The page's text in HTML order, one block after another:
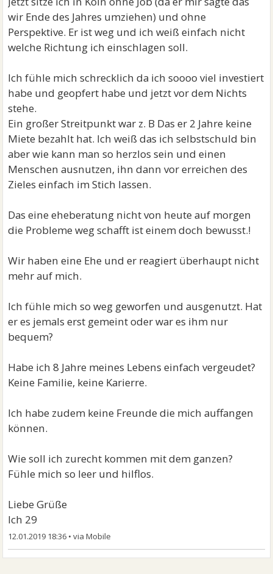
wir Ende des Jahres umziehen) und ohne
Perspektive. Er ist weg und ich weiß einfach nicht
welche Richtung ich einschlagen soll.
Ich fühle mich schrecklich da ich soooo viel investiert
habe und geopfert habe und jetzt vor dem Nichts
stehe.
Ein großer Streitpunkt war z. B Das er 2 Jahre keine
Miete bezahlt hat. Ich weiß das ich selbstschuld bin
aber wie kann man so herzlos sein und einen
Menschen ausnutzen, ihn dann vor erreichen des
Zieles einfach im Stich lassen.
Das eine eheberatung nicht von heute auf morgen
die Probleme weg schafft ist einem doch bewusst.!
Wir haben eine Ehe und er reagiert überhaupt nicht
mehr auf mich.
Ich fühle mich so weg geworfen und ausgenutzt. Hat
er es jemals erst gemeint oder war es ihm nur
bequem?
Habe ich 8 Jahre meines Lebens einfach vergeudet?
Keine Familie, keine Karierre.
Ich habe zudem keine Freunde die mich auffangen
können.
Wie soll ich zurecht kommen mit dem ganzen?
Fühle mich so leer und hilflos.
Liebe Grüße
Ich 29
12.01.2019 18:36 •